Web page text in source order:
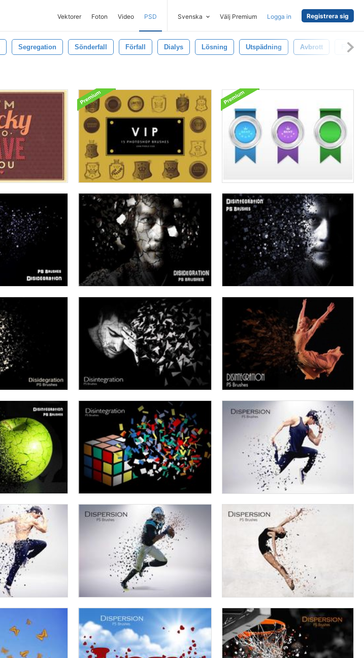
Vektorer Foton Video PSD Svenska Välj Premium Logga in Registrera sig
Segregation Sönderfall Förfall Dialys Lösning Utspädning Avbrott Fission